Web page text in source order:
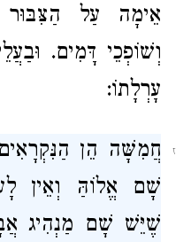
אֵימָה עַל
וְשׁוֹפְכֵי דָּמִים.
עָרְלָתוֹ:
ז
חֲמִשָּׁה הֵן
שָׁם אֱלוֹהַּ וְאֵין
שֶׁיֵּשׁ שָׁם מַנְהִיג